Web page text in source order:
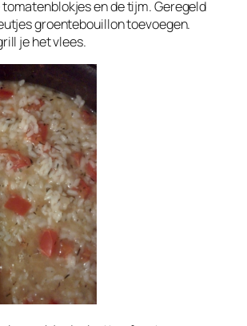
en de tijm. Geregeld
groentebouillon toevoegen.
je het vlees.